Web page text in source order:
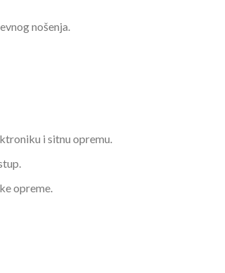
nošenja.
i sitnu opremu.
opreme.